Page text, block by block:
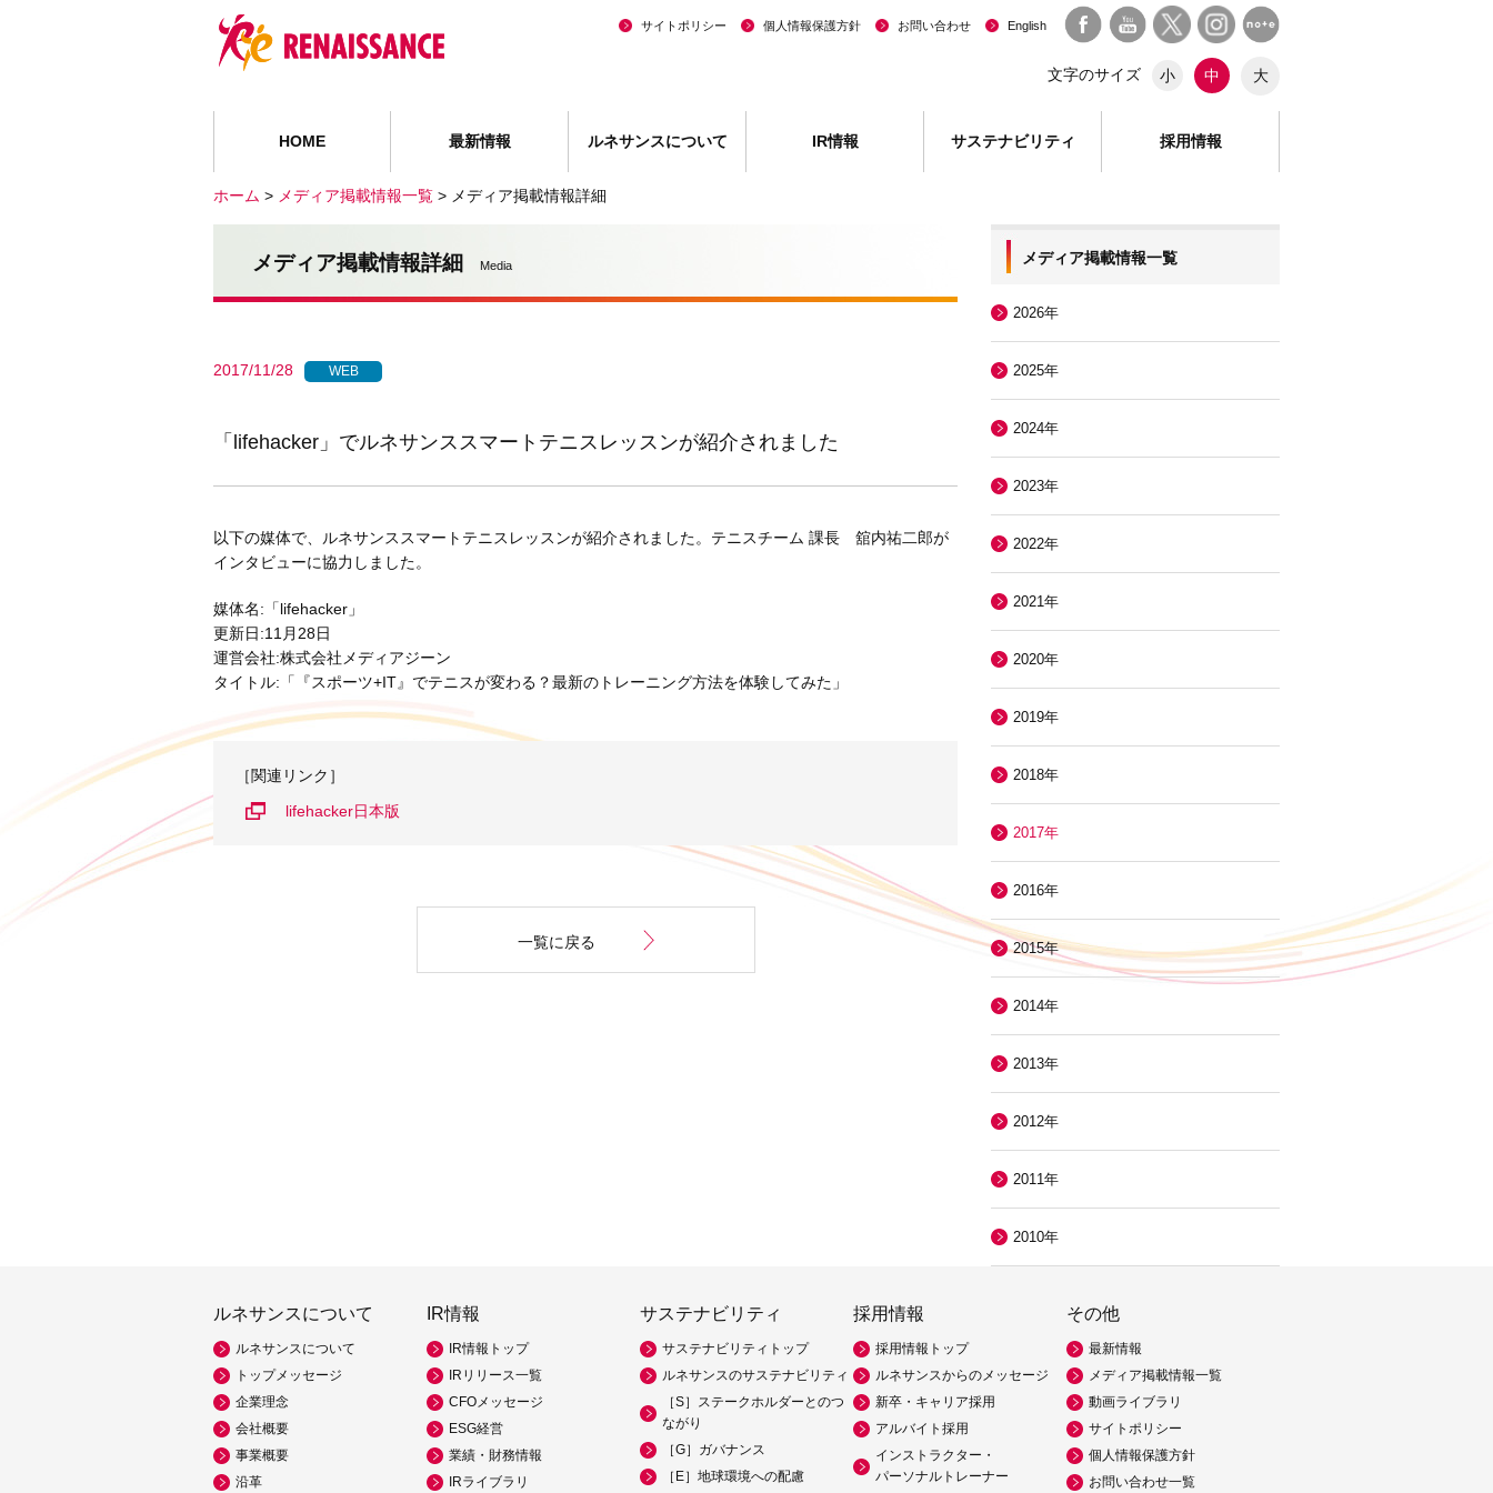
HOME 最新情報 ルネサンスについて IR情報 サステナビリティ 採用情報
サイトポリシー 個人情報保護方針 お問い合わせ English
文字のサイズ 小 中 大
ホーム > メディア掲載情報一覧 > メディア掲載情報詳細
メディア掲載情報詳細 Media
2017/11/28 WEB
「lifehacker」でルネサンススマートテニスレッスンが紹介されました
以下の媒体で、ルネサンススマートテニスレッスンが紹介されました。テニスチーム 課長 舘内祐二郎が
インタビューに協力しました。
媒体名:「lifehacker」
更新日:11月28日
運営会社:株式会社メディアジーン
タイトル:「『スポーツ+IT』でテニスが変わる？最新のトレーニング方法を体験してみた」
［関連リンク］
lifehacker日本版
一覧に戻る
メディア掲載情報一覧
2026年
2025年
2024年
2023年
2022年
2021年
2020年
2019年
2018年
2017年
2016年
2015年
2014年
2013年
2012年
2011年
2010年
ルネサンスについて
ルネサンスについて
トップメッセージ
企業理念
会社概要
事業概要
沿革
IR情報
IR情報トップ
IRリリース一覧
CFOメッセージ
ESG経営
業績・財務情報
IRライブラリ
サステナビリティ
サステナビリティトップ
ルネサンスのサステナビリティ
［S］ステークホルダーとのつ
ながり
［G］ガバナンス
［E］地球環境への配慮
採用情報
採用情報トップ
ルネサンスからのメッセージ
新卒・キャリア採用
アルバイト採用
インストラクター・
パーソナルトレーナー
その他
最新情報
メディア掲載情報一覧
動画ライブラリ
サイトポリシー
個人情報保護方針
お問い合わせ一覧